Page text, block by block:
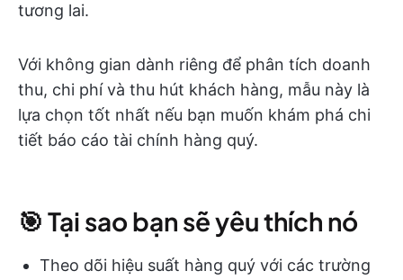
tương lai.
Với không gian dành riêng để phân tích doanh
thu, chi phí và thu hút khách hàng, mẫu này là
lựa chọn tốt nhất nếu bạn muốn khám phá chi
tiết báo cáo tài chính hàng quý.
🎯 Tại sao bạn sẽ yêu thích nó
Theo dõi hiệu suất hàng quý với các trường